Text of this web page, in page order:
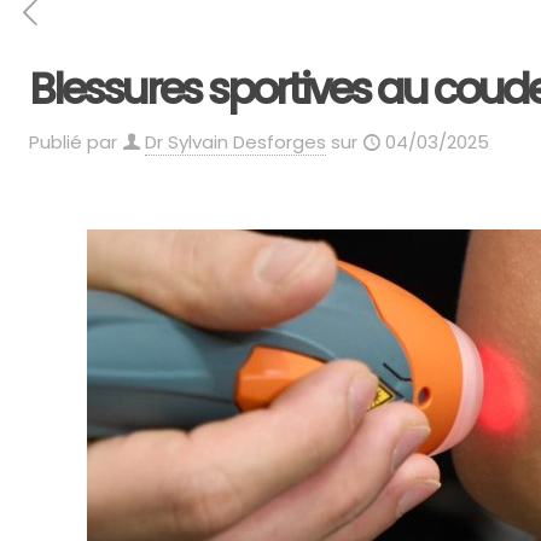
Blessures sportives au
Publié par Dr Sylvain Desforges sur 04/03/2025